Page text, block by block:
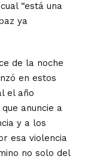
“está una
ya
de la noche
en estos
el año
anuncie a
y a los
esa violencia
no solo del